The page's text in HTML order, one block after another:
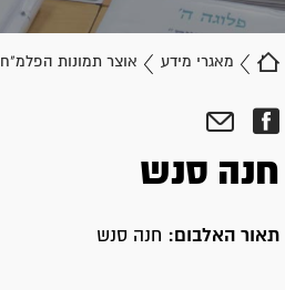
מאגרי מידע אוצר תמונות הפלמ"ח
חנה סנש
תאור האלבום: חנה סנש